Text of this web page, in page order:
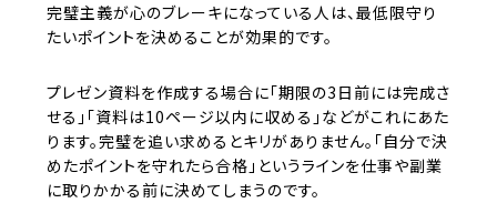
完璧主義が心のブレーキになっている人は、最低限守り
たいポイントを決めることが効果的です。
プレゼン資料を作成する場合に「期限の3日前には完成さ
せる」「資料は10ページ以内に収める」などがこれにあた
ります。完璧を追い求めるとキリがありません。「自分で決
めたポイントを守れたら合格」というラインを仕事や副業
に取りかかる前に決めてしまうのです。